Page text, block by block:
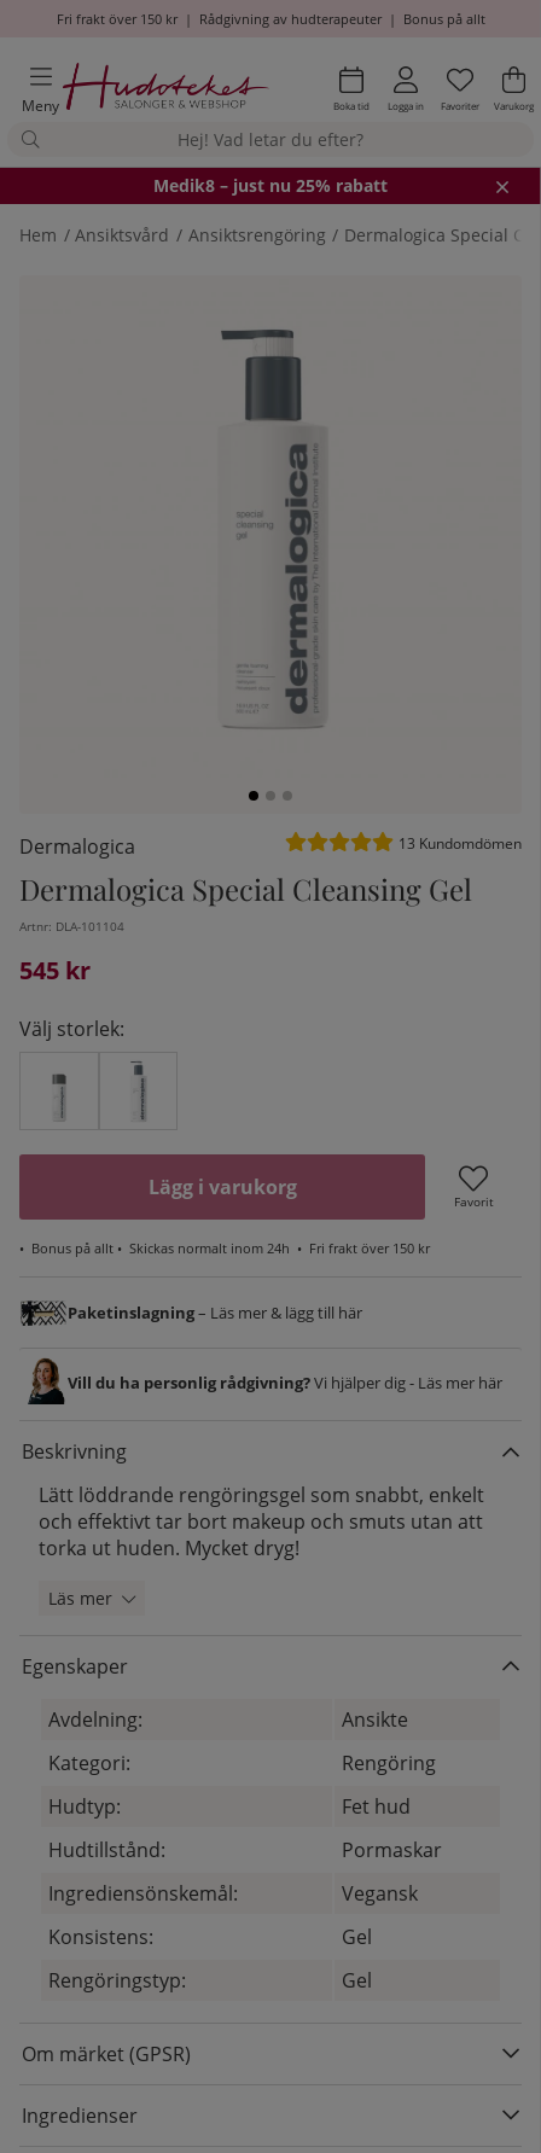
Fri frakt över 150 kr| Rådgivning av hudterapeuter| Bonus på allt
Meny Boka tid Logga in Antal i
.
Favoriter .
Varukorg
Medik8 – just nu 25% rabatt
Hem Ansiktsvård Ansiktsrengöring Dermalogica Special
Dermalogica Medelbetyg 5 av 5 Antal
13 Kundomdömen
Dermalogica Special Cleansing Gel
Artnr: DLA-101104
545 kr
Välj storlek:
Lägg i varukorg
Favorit
• Bonus på allt • Skickas normalt inom 24h • Fri frakt över 150 kr
Paketinslagning– Läs mer & lägg till här
Vill du ha personlig rådgivning?Vi hjälper dig - Läs mer här
Beskrivning
Lätt löddrande rengöringsgel som snabbt, enkelt
och effektivt tar bort makeup och smuts utan att
torka ut huden. Mycket dryg!
Läs mer
Egenskaper
Avdelning:
Ansikte
Kategori:
Rengöring
Hudtyp:
Fet hud
Hudtillstånd:
Pormaskar
Ingrediensönskemål:
Vegansk
Konsistens:
Gel
Rengöringstyp:
Gel
Om märket (GPSR)
Ingredienser